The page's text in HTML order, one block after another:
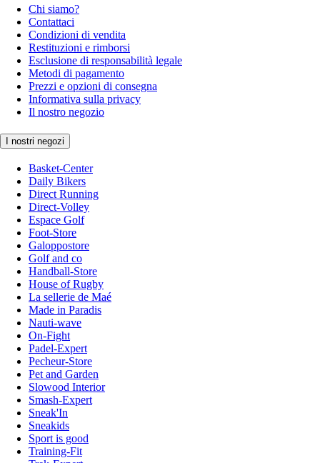
Chi siamo?
Contattaci
Condizioni di vendita
Restituzioni e rimborsi
Esclusione di responsabilità legale
Metodi di pagamento
Prezzi e opzioni di consegna
Informativa sulla privacy
Il nostro negozio
I nostri negozi
Basket-Center
Daily Bikers
Direct Running
Direct-Volley
Espace Golf
Foot-Store
Galoppostore
Golf and co
Handball-Store
House of Rugby
La sellerie de Maé
Made in Paradis
Nauti-wave
On-Fight
Padel-Expert
Pecheur-Store
Pet and Garden
Slowood Interior
Smash-Expert
Sneak'In
Sneakids
Sport is good
Training-Fit